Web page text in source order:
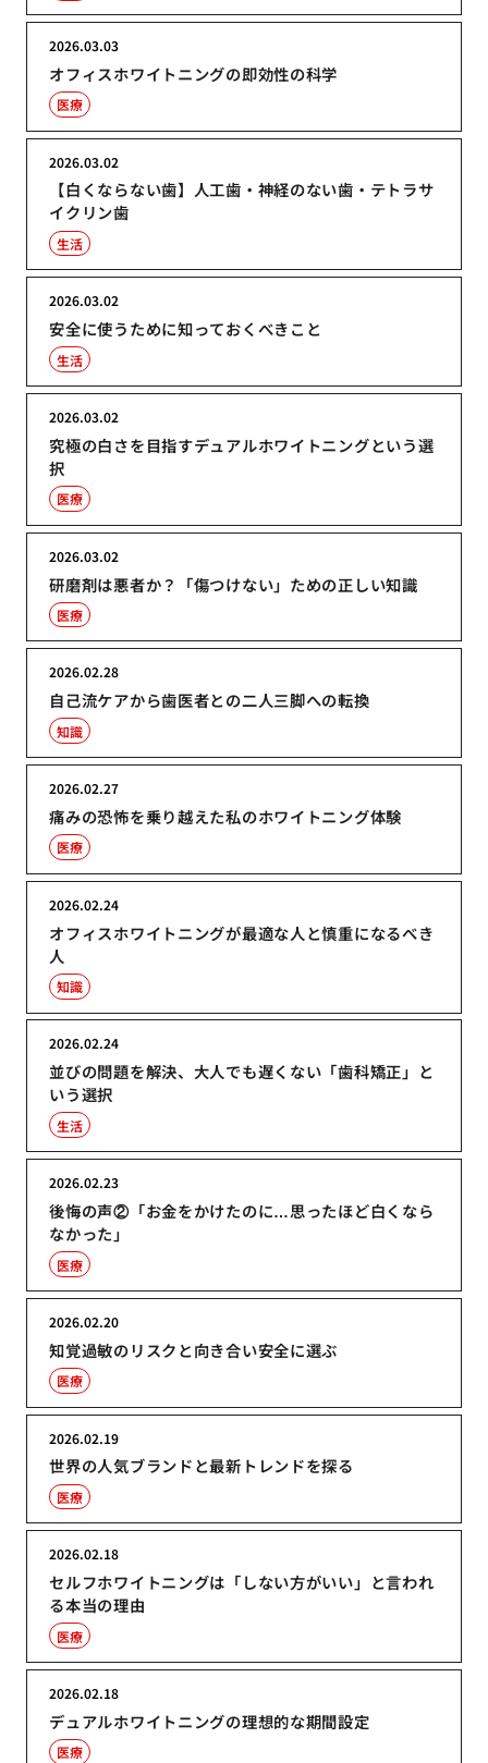
オフィスホワイトニングの即効性の科学
2026.03.03
医療
【白くならない歯】人工歯・神経のない歯・テトラサ
イクリン歯
2026.03.02
生活
安全に使うために知っておくべきこと
2026.03.02
生活
究極の白さを目指すデュアルホワイトニングという選
択
2026.03.02
医療
研磨剤は悪者か？「傷つけない」ための正しい知識
2026.03.02
医療
自己流ケアから歯医者との二人三脚への転換
2026.02.28
知識
痛みの恐怖を乗り越えた私のホワイトニング体験
2026.02.27
医療
オフィスホワイトニングが最適な人と慎重になるべき
人
2026.02.24
知識
並びの問題を解決、大人でも遅くない「歯科矯正」と
いう選択
2026.02.24
生活
後悔の声②「お金をかけたのに…思ったほど白くなら
なかった」
2026.02.23
医療
知覚過敏のリスクと向き合い安全に選ぶ
2026.02.20
医療
世界の人気ブランドと最新トレンドを探る
2026.02.19
医療
セルフホワイトニングは「しない方がいい」と言われ
る本当の理由
2026.02.18
医療
デュアルホワイトニングの理想的な期間設定
2026.02.18
医療